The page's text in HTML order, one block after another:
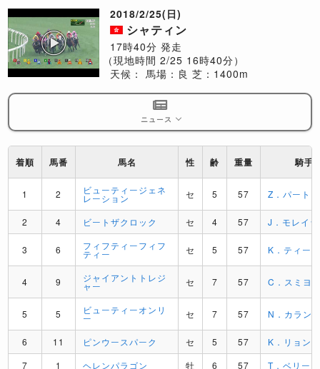
2018/2/25(日)
シャティン
17時40分 発走
（現地時間 2/25 16時40分）
天候： 馬場：良 芝：1400m
ニュース
着順 馬番 馬名 性 齢 重量 騎手
1 2 ビューティージェネ
レーション セ 5 57 Z．パートン
2 4 ビートザクロック セ 4 57 J．モレイラ
3 6 フィフティーフィフ
ティー セ 5 57 K．ティー
4 9 ジャイアントトレジ
ャー セ 7 57 C．スミヨ
5 5 ビューティーオンリ
ー セ 7 57 N．カラン
6 11 ピンウースパーク セ 5 57
K．リョン
7
1 ヘレンパラゴン 牡 6 57 T．ベリー